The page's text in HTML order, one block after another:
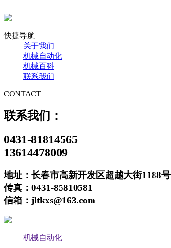
快捷导航
关于我们
机械自动化
机械百科
联系我们
CONTACT
联系我们：
0431-81814565
13614478009
地址：长春市高新开发区超越大街1188号
传真：0431-85810581
信箱：jltkxs@163.com
机械自动化